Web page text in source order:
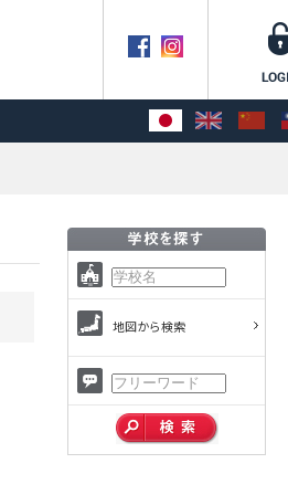
地図から検索